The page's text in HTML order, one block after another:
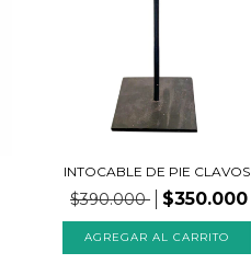
INTOCABLE DE PIE CLAVOS
$390.000 $350.000